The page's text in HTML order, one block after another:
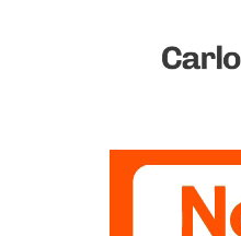
Vivo